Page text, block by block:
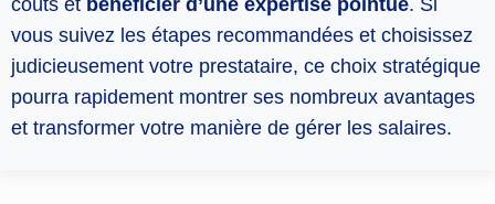
coûts et bénéficier d’une expertise pointue. Si
vous suivez les étapes recommandées et choisissez
judicieusement votre prestataire, ce choix stratégique
pourra rapidement montrer ses nombreux avantages
et transformer votre manière de gérer les salaires.